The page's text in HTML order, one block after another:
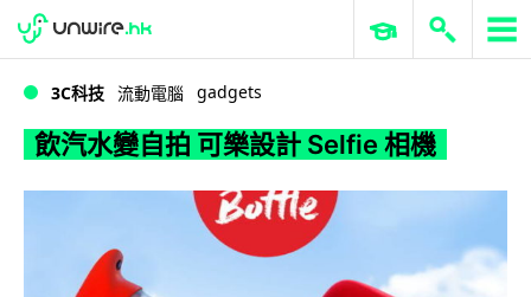
飲汽水變自拍 可樂設計 Selfie 相機
WWDC 2026 ERP 與商業 AI
3C科技 流動電腦 gadgets
飲汽水變自拍 可樂設計 Selfie 相機